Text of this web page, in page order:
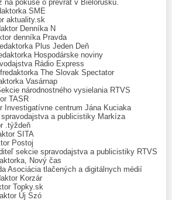
na pokuse o prevrat v Bielorusku.
SME
aktuality.sk
Denníka N
denníka Pravda
Plus Jeden Deň
Hospodárske noviny
Rádio Express
The Slovak Spectator
Vasárnap
národnostného vysielania RTVS
TASR
Investigatívne centrum Jána Kuciaka
a publicistiky Markíza
.týždeň
SITA
Postoj
sekcie spravodajstva a publicistiky RTVS
Nový čas
Asociácia tlačených a digitálnych médií
Korzár
Topky.sk
Új Szó